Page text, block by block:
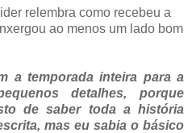
relembra como recebeu a
ao menos um lado bom
a temporada inteira para a
detalhes, porque
de saber toda a história
mas eu sabia o básico